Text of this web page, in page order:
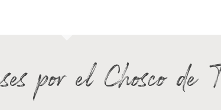
por el Chosco de